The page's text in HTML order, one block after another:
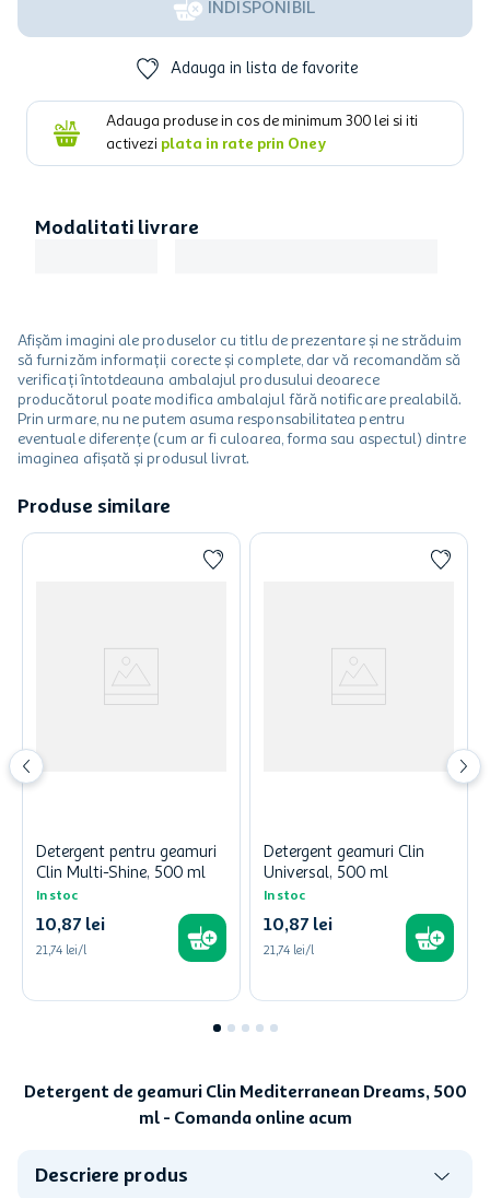
INDISPONIBIL
Adauga in lista de favorite
Adauga produse in cos de minimum 300 lei si iti
activezi plata in rate prin Oney
Modalitati livrare
Afișăm imagini ale produselor cu titlu de prezentare și ne străduim
să furnizăm informații corecte și complete, dar vă recomandăm să
verificați întotdeauna ambalajul produsului deoarece
producătorul poate modifica ambalajul fără notificare prealabilă.
Prin urmare, nu ne putem asuma responsabilitatea pentru
eventuale diferențe (cum ar fi culoarea, forma sau aspectul) dintre
imaginea afișată și produsul livrat.
Produse similare
Detergent pentru geamuri
Clin Multi-Shine, 500 ml
In stoc
10,87 lei
21,74 lei/l
Detergent geamuri Clin
Universal, 500 ml
In stoc
10,87 lei
21,74 lei/l
Detergent de geamuri Clin Mediterranean Dreams, 500
ml - Comanda online acum
Descriere produs